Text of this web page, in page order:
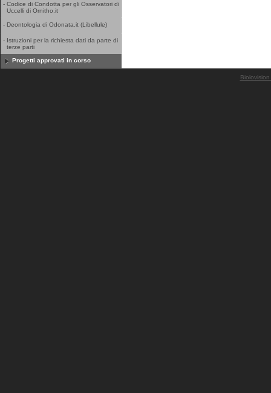
- Codice di Condotta per gli Osservatori di
Uccelli di Ornitho.it
- Deontologia di Odonata.it (Libellule)
- Istruzioni per la richiesta dati da parte di
terze parti
Progetti approvati in corso
Biolovision